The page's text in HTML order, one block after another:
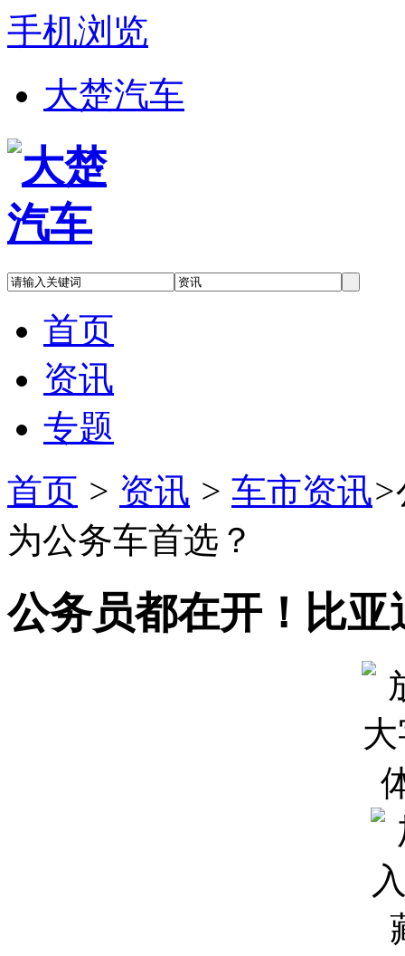
手机浏览
大楚汽车
首页
资讯
专题
首页 > 资讯 > 车市资讯>
为公务车首选？
公务员都在开！比